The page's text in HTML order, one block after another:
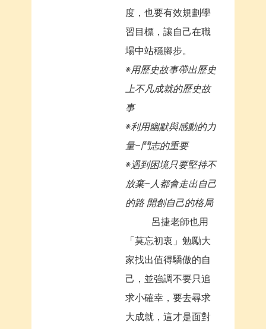
度，也要有效規劃學
習目標，讓自己在職
場中站穩腳步。
※用歷史故事帶出歷史
上不凡成就的歷史故
事
※利用幽默與感動的力
量–鬥志的重要
※遇到困境只要堅持不
放棄–人都會走出自己
的路 開創自己的格局
呂捷老師也用
「莫忘初衷」勉勵大
家找出值得驕傲的自
己，並強調不要只追
求小確幸，要去尋求
大成就，這才是面對